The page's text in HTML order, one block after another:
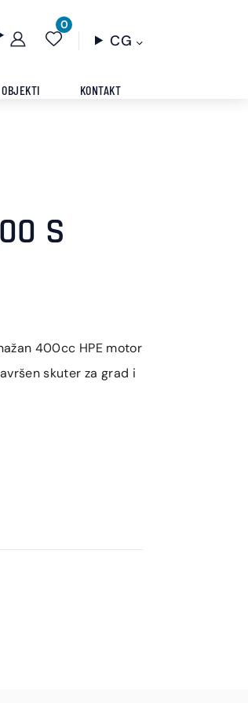
0
CG
KONTAKT
S
400cc HPE motor
skuter za grad i